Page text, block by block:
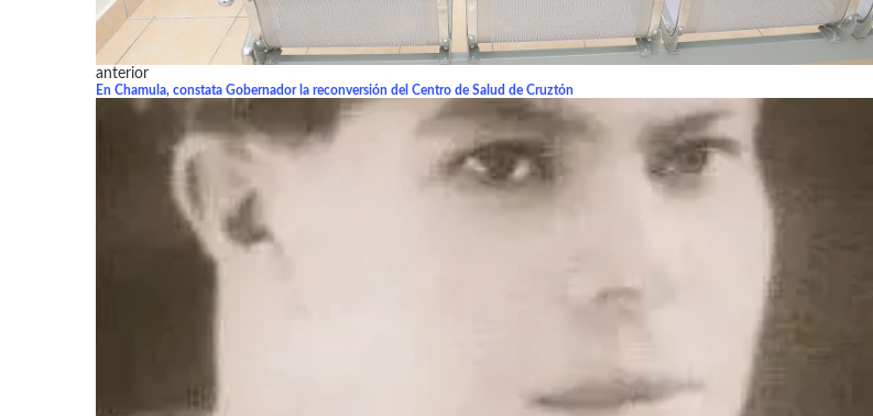
anterior
En Chamula, constata Gobernador la reconversión del Centro de Salud de Cruztón